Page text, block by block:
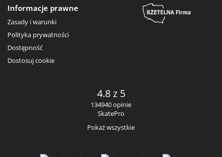
Informacje prawne
Zasady i warunki
Polityka prywatności
Dostępność
Dostosuj cookie
4.8 z 5
134940 opinie
SkatePro
Pokaż wszystkie